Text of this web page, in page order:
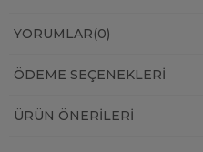
YORUMLAR(0)
ÖDEME SEÇENEKLERI
ÜRÜN ÖNERILERI